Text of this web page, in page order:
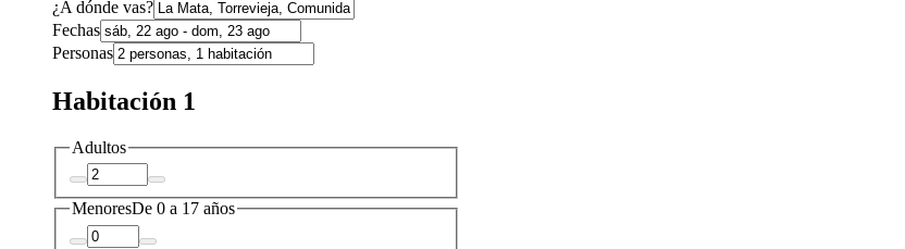
¿A dónde vas?
Fechas
Personas
Habitación 1
Adultos
MenoresDe 0 a 17 años